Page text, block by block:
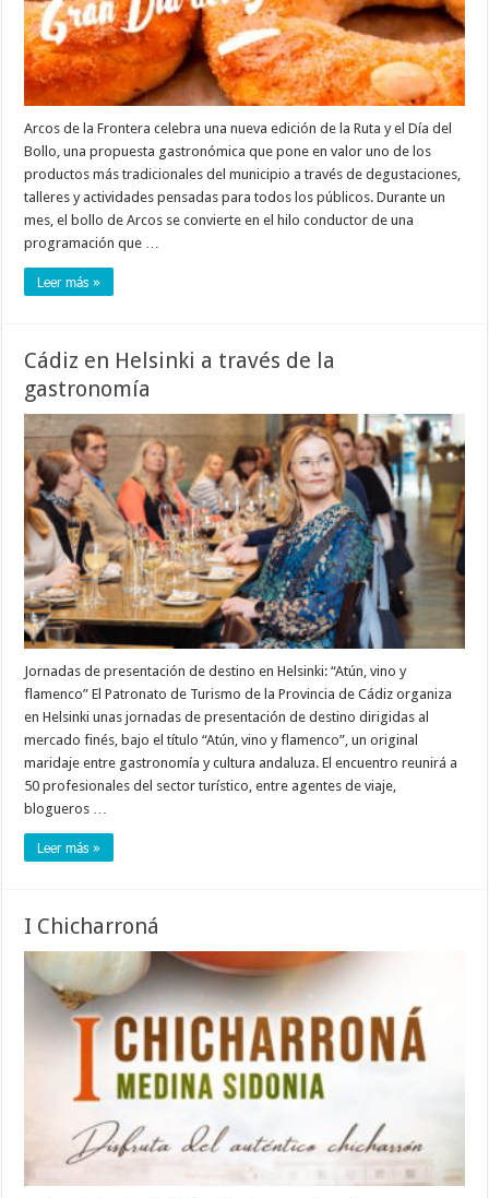
Arcos de la Frontera celebra una nueva edición de la Ruta y el Día del
Bollo, una propuesta gastronómica que pone en valor uno de los
productos más tradicionales del municipio a través de degustaciones,
talleres y actividades pensadas para todos los públicos. Durante un
mes, el bollo de Arcos se convierte en el hilo conductor de una
programación que …
Leer más »
Cádiz en Helsinki a través de la
gastronomía
Jornadas de presentación de destino en Helsinki: “Atún, vino y
flamenco” El Patronato de Turismo de la Provincia de Cádiz organiza
en Helsinki unas jornadas de presentación de destino dirigidas al
mercado finés, bajo el título “Atún, vino y flamenco”, un original
maridaje entre gastronomía y cultura andaluza. El encuentro reunirá a
50 profesionales del sector turístico, entre agentes de viaje,
blogueros …
Leer más »
I Chicharroná